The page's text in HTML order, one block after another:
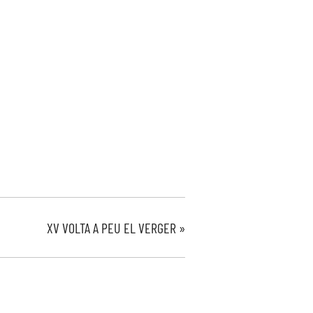
XV VOLTA A PEU EL VERGER »